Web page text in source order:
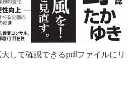
して確認できるpdfファイルにリ